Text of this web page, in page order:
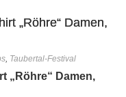
, Taubertal-Festival
„Röhre“ Damen,